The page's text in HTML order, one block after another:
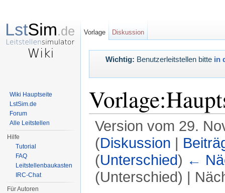
Wichtig: Benutzerleitstellen bitte in
Version vom 29.
(Diskussion |
(Unterschied) ←
(Unterschied) |
Vorlage Diskussion
Wiki Hauptseite
LstSim.de
Forum
Alle Leitstellen
Hilfe
Tutorial
FAQ
Leitstellenbaukasten
IRC-Chat
Für Autoren